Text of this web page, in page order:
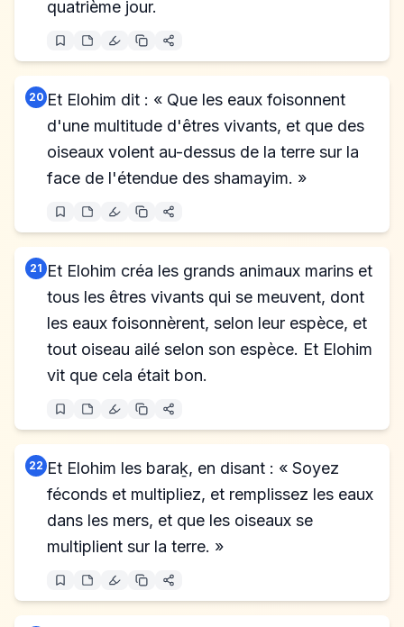
quatrième jour.
20 Et Elohim dit : « Que les eaux foisonnent
d'une multitude d'êtres vivants, et que des
oiseaux volent au-dessus de la terre sur la
face de l'étendue des shamayim. »
21 Et Elohim créa les grands animaux marins et
tous les êtres vivants qui se meuvent, dont
les eaux foisonnèrent, selon leur espèce, et
tout oiseau ailé selon son espèce. Et Elohim
vit que cela était bon.
22 Et Elohim les baraḵ, en disant : « Soyez
féconds et multipliez, et remplissez les eaux
dans les mers, et que les oiseaux se
multiplient sur la terre. »